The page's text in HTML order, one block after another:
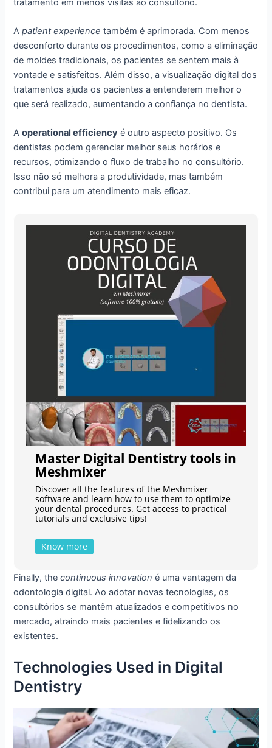
tratamento em menos visitas ao consultório.
Apatient experience também é aprimorada. Com menos
desconforto durante os procedimentos, como a eliminação
de moldes tradicionais, os pacientes se sentem mais à
vontade e satisfeitos. Além disso, a visualização digital dos
tratamentos ajuda os pacientes a entenderem melhor o
que será realizado, aumentando a confiança no dentista.
Aoperational efficiency é outro aspecto positivo. Os
dentistas podem gerenciar melhor seus horários e
recursos, otimizando o fluxo de trabalho no consultório.
Isso não só melhora a produtividade, mas também
contribui para um atendimento mais eficaz.
Master Digital Dentistry tools in
Meshmixer
Discover all the features of the Meshmixer
software and learn how to use them to optimize
your dental procedures. Get access to practical
tutorials and exclusive tips!
Know more
Finally, thecontinuous innovation é uma vantagem da
odontologia digital. Ao adotar novas tecnologias, os
consultórios se mantêm atualizados e competitivos no
mercado, atraindo mais pacientes e fidelizando os
existentes.
Technologies Used in Digital
Dentistry